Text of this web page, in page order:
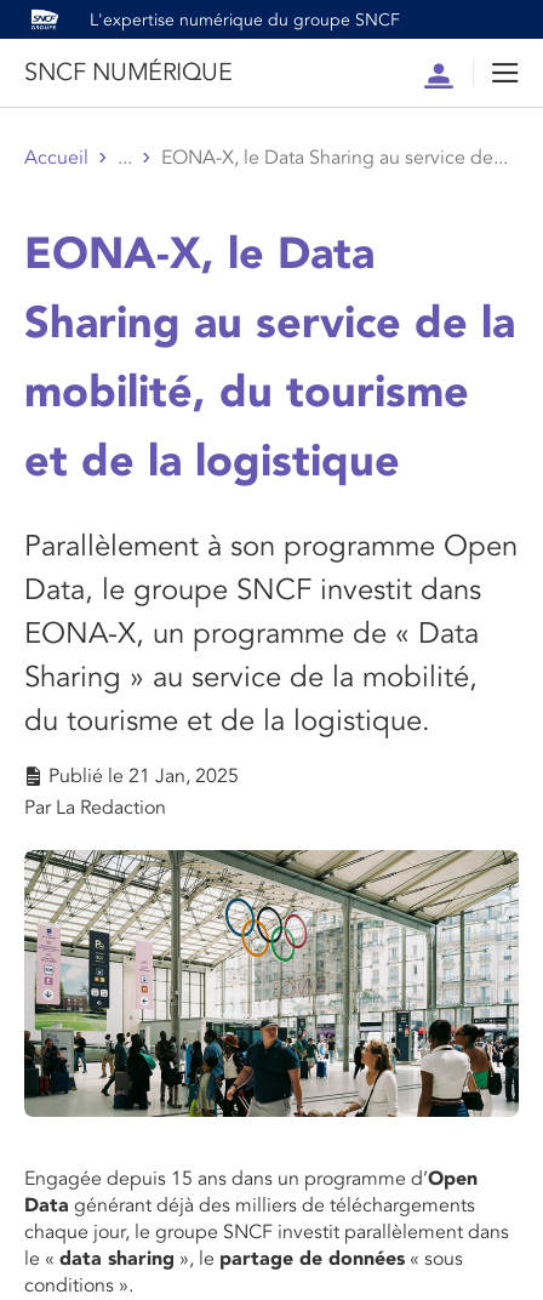
L'expertise numérique du groupe SNCF
SNCF NUMÉRIQUE
Compte
Accueil ... EONA-X, le Data Sharing au service de...
EONA-X, le Data
Sharing au service de la
mobilité, du tourisme
et de la logistique
Parallèlement à son programme Open
Data, le groupe SNCF investit dans
EONA-X, un programme de « Data
Sharing » au service de la mobilité,
du tourisme et de la logistique.
Publié le 21 Jan, 2025
Par La Redaction
Engagée depuis 15 ans dans un programme d’Open
Data générant déjà des milliers de téléchargements
chaque jour, le groupe SNCF investit parallèlement dans
le « data sharing », le partage de données « sous
conditions ».